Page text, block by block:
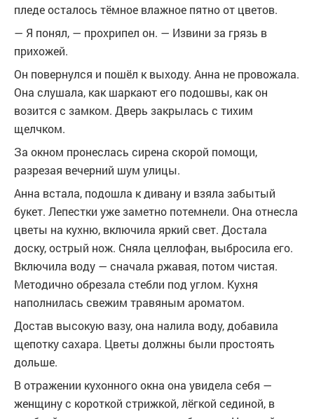
пледе осталось тёмное влажное пятно от цветов.
— Я понял, — прохрипел он. — Извини за грязь в
прихожей.
Он повернулся и пошёл к выходу. Анна не провожала.
Она слушала, как шаркают его подошвы, как он
возится с замком. Дверь закрылась с тихим
щелчком.
За окном пронеслась сирена скорой помощи,
разрезая вечерний шум улицы.
Анна встала, подошла к дивану и взяла забытый
букет. Лепестки уже заметно потемнели. Она отнесла
цветы на кухню, включила яркий свет. Достала
доску, острый нож. Сняла целлофан, выбросила его.
Включила воду — сначала ржавая, потом чистая.
Методично обрезала стебли под углом. Кухня
наполнилась свежим травяным ароматом.
Достав высокую вазу, она налила воду, добавила
щепотку сахара. Цветы должны были простоять
дольше.
В отражении кухонного окна она увидела себя —
женщину с короткой стрижкой, лёгкой сединой, в